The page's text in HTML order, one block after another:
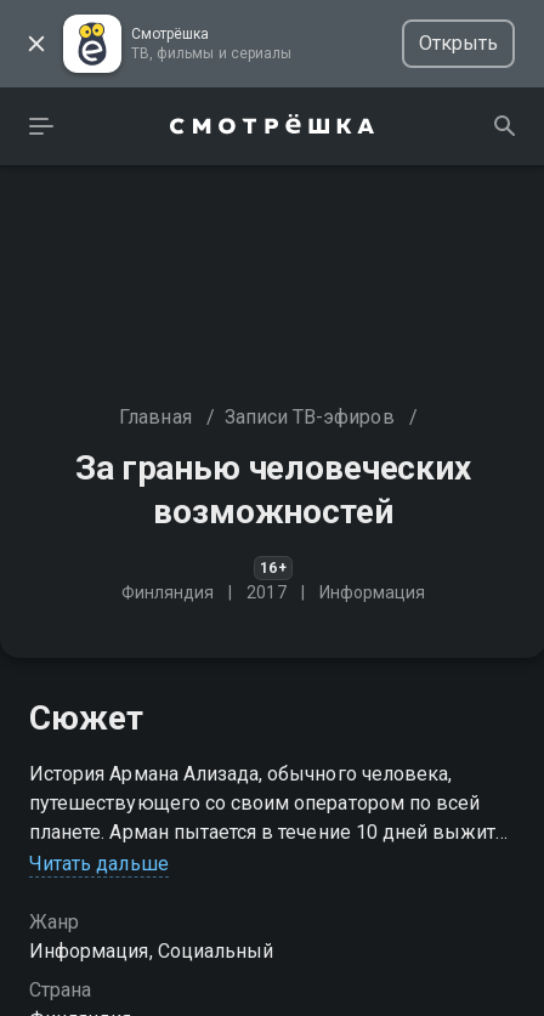
Смотрёшка
ТВ, фильмы и сериалы
Открыть
Главная / Записи ТВ-эфиров /
За гранью человеческих
возможностей
16+
Финляндия 2017 Информация
Сюжет
История Армана Ализада, обычного человека,
путешествующего со своим оператором по всей
планете. Арман пытается в течение 10 дней выжить
в сообществе, группе, племени или нестандартной
Читать дальше
Жанр
Информация, Социальный
Страна